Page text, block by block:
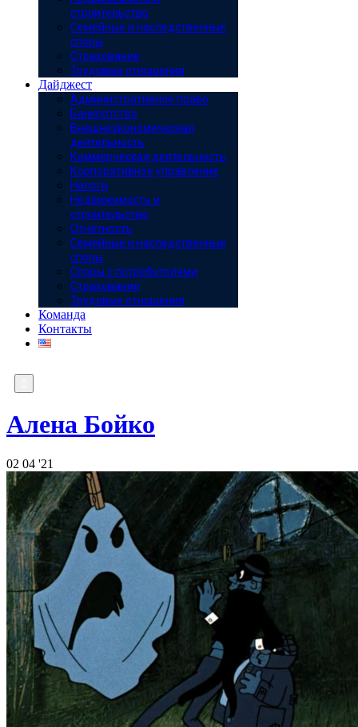
строительство
Семейные и наследственные
споры
Страхование
Трудовые отношения
Дайджест
Административное право
Банкротство
Внешнеэкономическая
деятельность
Коммерческая деятельность
Корпоративное управление
Налоги
Недвижимость и
строительство
Отчётность
Семейные и наследственные
споры
Споры с потребителями
Страхование
Трудовые отношения
Команда
Контакты
Алена Бойко
02 04 '21